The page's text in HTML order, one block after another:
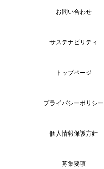
お問い合わせ
サステナビリティ
トップページ
プライバシーポリシー
個人情報保護方針
募集要項